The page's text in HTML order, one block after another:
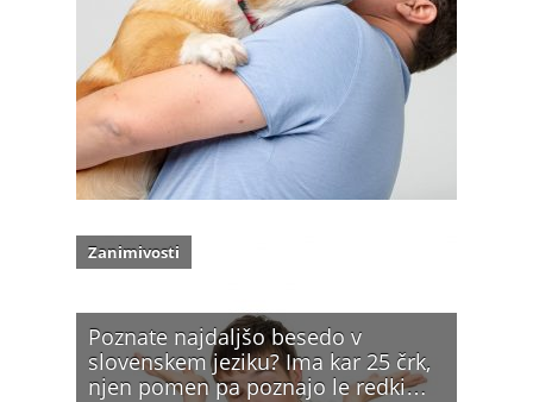
Poznate najdaljšo besedo v
slovenskem jeziku? Ima kar 25 črk,
njen pomen pa poznajo le redki…
Zanimivosti